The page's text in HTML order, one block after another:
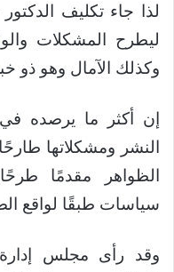
لذا جاء تكليف
ليطرح المشكلات
وكذلك الآمال وهو ذو
إن أكثر ما يرصده
النشر ومشكلاتها
الظواهر مقدمًا
سياسات طبقًا لواقع
وقد رأى مجلس إدارة